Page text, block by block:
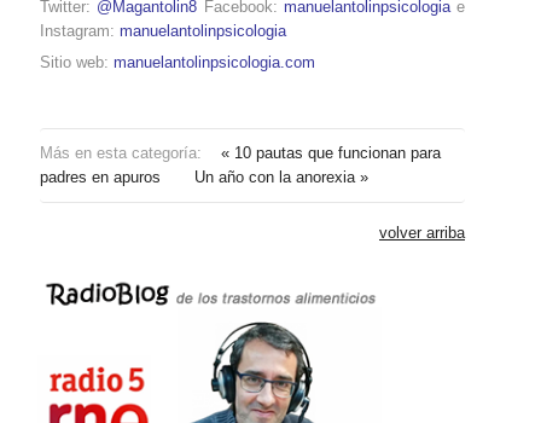
Twitter: @Magantolin8 Facebook: manuelantolinpsicologia e
Instagram: manuelantolinpsicologia
Sitio web: manuelantolinpsicologia.com
Más en esta categoría:
« 10 pautas que funcionan para
padres en apuros
Un año con la anorexia »
volver arriba